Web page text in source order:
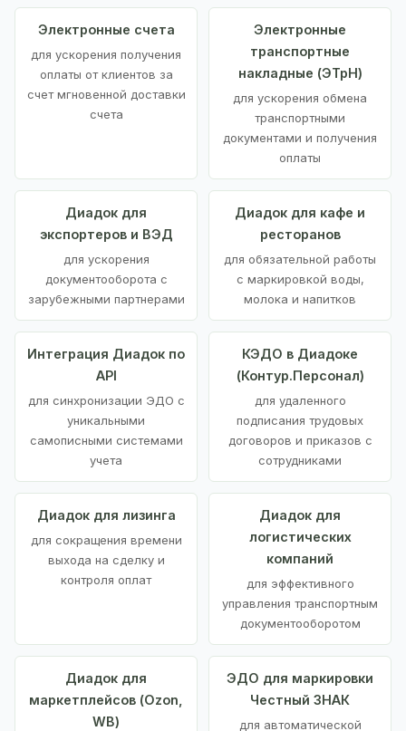
Электронные счета
для ускорения получения
оплаты от клиентов за
счет мгновенной доставки
счета
Электронные
транспортные
накладные (ЭТрН)
для ускорения обмена
транспортными
документами и получения
оплаты
Диадок для
экспортеров и ВЭД
для ускорения
документооборота с
зарубежными партнерами
Диадок для кафе и
ресторанов
для обязательной работы
с маркировкой воды,
молока и напитков
Интеграция Диадок по
API
для синхронизации ЭДО с
уникальными
самописными системами
учета
КЭДО в Диадоке
(Контур.Персонал)
для удаленного
подписания трудовых
договоров и приказов с
сотрудниками
Диадок для лизинга
для сокращения времени
выхода на сделку и
контроля оплат
Диадок для
логистических
компаний
для эффективного
управления транспортным
документооборотом
Диадок для
маркетплейсов (Ozon,
WB)
ЭДО для маркировки
Честный ЗНАК
для автоматической